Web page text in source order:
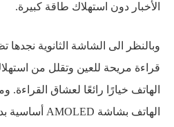
الأخبار دون استهلاك طاقة كبيرة.
وبالنظر الى الشاشة الثانوية نجدها
قراءة مريحة للعين وتقلل من
الهاتف خيارًا رائعًا لعشاق القراءة.